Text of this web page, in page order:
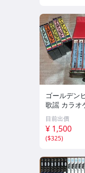
ゴールデン
歌謡 カラオ
ープ まとめ
楽 童謡 演歌
目前出價
¥ 1,500
($325)